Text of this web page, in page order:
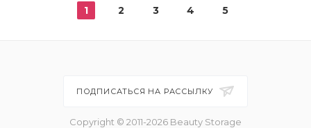
1 2 3 4 5
ПОДПИСАТЬСЯ НА РАССЫЛКУ
Copyright © 2011-2026 Beauty Storage